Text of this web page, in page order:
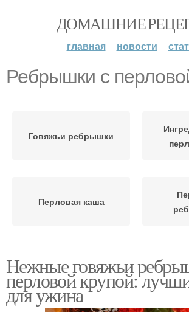
ДОМАШНИЕ
главная новости
Ребрышки с
Говяжьи ребрышки
Перловая каша
Перловый плов
Нежные говяжьи
перловой крупой:
для ужина